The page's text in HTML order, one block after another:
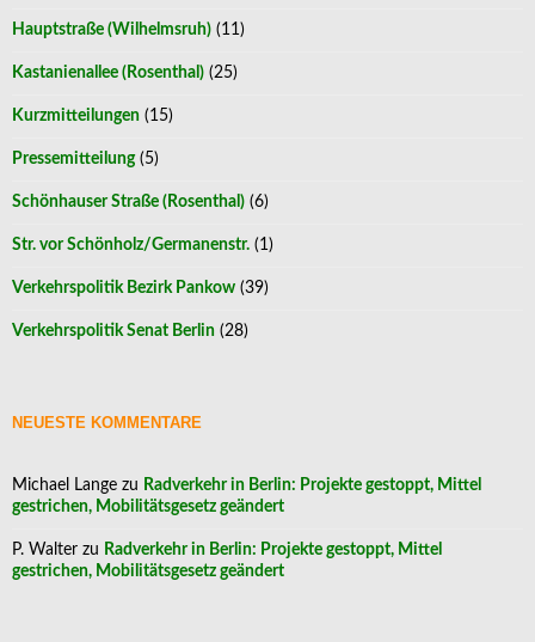
Hauptstraße (Wilhelmsruh) (11)
Kastanienallee (Rosenthal) (25)
Kurzmitteilungen (15)
Pressemitteilung(5)
Schönhauser Straße (Rosenthal) (6)
Str. vor Schönholz/Germanenstr. (1)
Verkehrspolitik Bezirk Pankow (39)
Verkehrspolitik Senat Berlin (28)
NEUESTE KOMMENTARE
Michael Lange zu Radverkehr in Berlin: Projekte gestoppt, Mittel
gestrichen, Mobilitätsgesetz geändert
P. Walter zu Radverkehr in Berlin: Projekte gestoppt, Mittel
gestrichen, Mobilitätsgesetz geändert